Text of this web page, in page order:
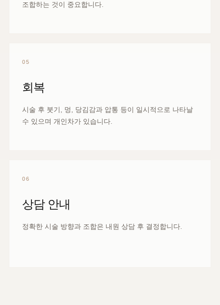
조합하는 것이 중요합니다.
05
회복
시술 후 붓기, 멍, 당김감과 압통 등이 일시적으로 나타날
수 있으며 개인차가 있습니다.
06
상담 안내
정확한 시술 방향과 조합은 내원 상담 후 결정합니다.